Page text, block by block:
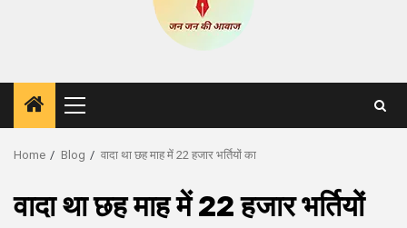
Primary
Menu
Home Blog वादा था छह माह में 22 हजार भर्तियों का
वादा था छह माह में 22 हजार भर्तियों